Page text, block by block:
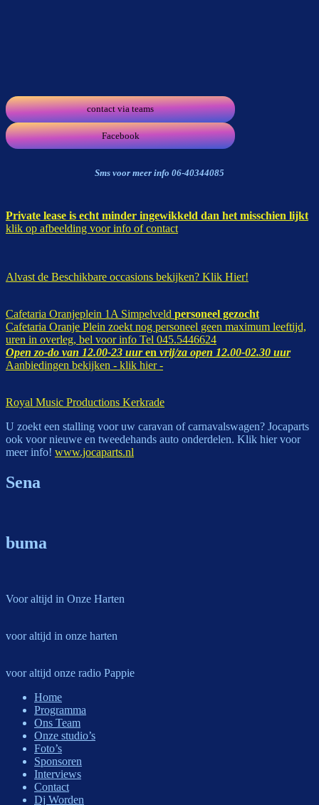
contact via teams
Facebook
Sms voor meer info 06-40344085
Private lease is echt minder ingewikkeld dan het misschien lijkt
klik op afbeelding voor info of contact
Alvast de Beschikbare occasions bekijken? Klik Hier!
Cafetaria Oranjeplein 1A Simpelveld personeel gezocht
Cafetaria Oranje Plein zoekt nog personeel geen maximum leeftijd,
uren in overleg, bel voor info Tel 045.5446624
Open zo-do van 12.00-23 uuren vrij/za open 12.00-02.30 uur
Aanbiedingen bekijken - klik hier -
Royal Music Productions Kerkrade
U zoekt een stalling voor uw caravan of carnavalswagen? Jocaparts
ook voor nieuwe en tweedehands auto onderdelen. Klik hier voor
meer info! www.jocaparts.nl
Sena
buma
Voor altijd in Onze Harten
voor altijd in onze harten
voor altijd onze radio Pappie
Home
Programma
Ons Team
Onze studio’s
Foto’s
Sponsoren
Interviews
Contact
Dj Worden